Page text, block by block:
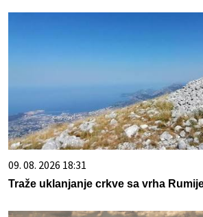
09. 08. 2026 18:31
Traže uklanjanje crkve sa vrha